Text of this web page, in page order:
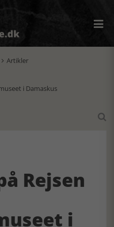
 Artikler
i Damaskus

Rejsen
i